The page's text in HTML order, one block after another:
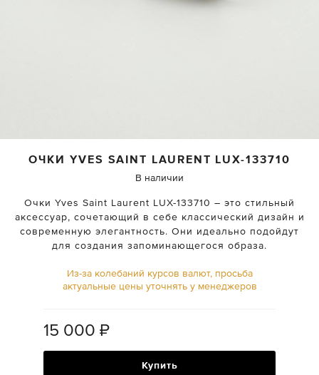
ОЧКИ YVES SAINT LAURENT LUX-133710
В наличии
Очки Yves Saint Laurent LUX-133710 – это стильный
аксессуар, сочетающий в себе классический дизайн и
современную элегантность. Они идеально подойдут
для создания запоминающегося образа.
Из-за колебаний курсов валют, просьба
актуальные цены уточнять у менеджеров
15 000 ₽
Купить